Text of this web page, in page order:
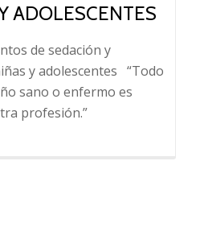
ADOLESCENTES
de sedación y
y adolescentes “Todo
sano o enfermo es
profesión.”